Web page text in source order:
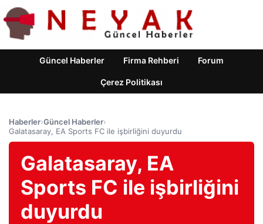
Güncel Haberler Firma Rehberi Forum
Çerez Politikası
Haberler›Güncel Haberler›
Galatasaray, EA Sports FC ile işbirliğini duyurdu
Galatasaray, EA
Sports FC ile işbirliğini
duyurdu